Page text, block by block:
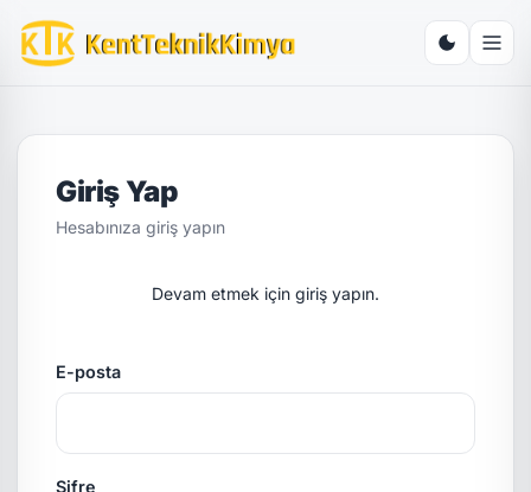
Giriş Yap
Hesabınıza giriş yapın
Devam etmek için giriş yapın.
E-posta
Şifre